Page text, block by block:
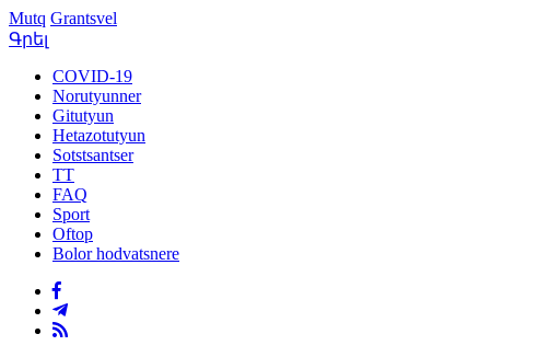
Mutq Grantsvel
Գրել
COVID-19
Norutyunner
Gitutyun
Hetazotutyun
Sotstsantser
TT
FAQ
Sport
Oftop
Bolor hodvatsnere